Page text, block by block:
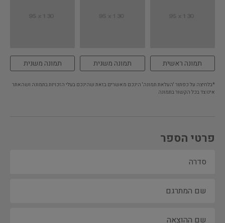
תמונה ראשית תמונה משנית תמונה משנית
*בלחיצה על כפתור 'העלאת תמונה' הינכם מאשרים בזאת שהינכם בעלי הזכויות בתמונה ושהאתר
אינו צד בכל הקשור בתמונה
פרטי הספר